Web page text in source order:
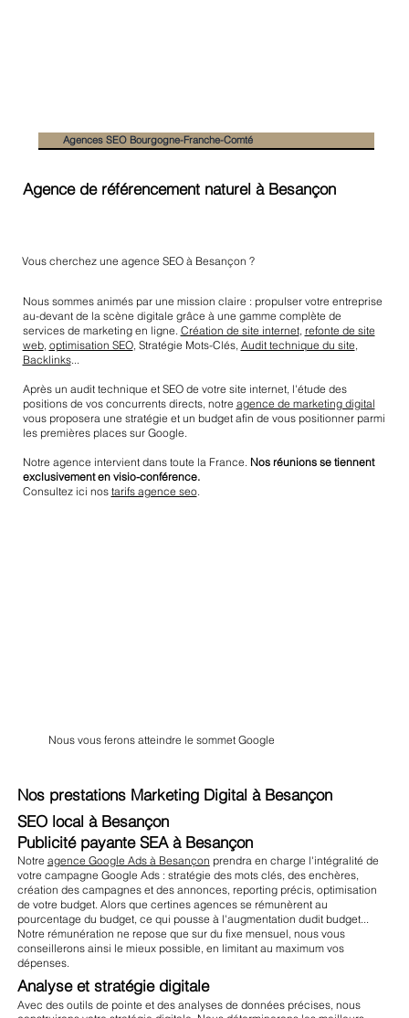
Agence de référencement naturel à Besançon
Vous cherchez une agence SEO à Besançon ?
Nous sommes animés par une mission claire : propulser votre entreprise
au-devant de la scène digitale grâce à une gamme complète de
services de marketing en ligne. Création de site internet, refonte de site
web, optimisation SEO, Stratégie Mots-Clés, Audit technique du site,
Backlinks...
Après un audit technique et SEO de votre site internet, l'étude des
positions de vos concurrents directs, notre agence de marketing digital
vous proposera une stratégie et un budget afin de vous positionner parmi
les premières places sur Google.
Notre agence intervient dans toute la France. Nos réunions se tiennent
exclusivement en visio-conférence.
Consultez ici nos tarifs agence seo.
Nos prestations Marketing Digital à Besançon
SEO local à Besançon
Publicité payante SEA à Besançon
Notre agence Google Ads à Besançon prendra en charge l'intégralité de
votre campagne Google Ads : stratégie des mots clés, des enchères,
création des campagnes et des annonces, reporting précis, optimisation
de votre budget. Alors que certines agences se rémunèrent au
pourcentage du budget, ce qui pousse à l'augmentation dudit budget...
Notre rémunération ne repose que sur du fixe mensuel, nous vous
conseillerons ainsi le mieux possible, en limitant au maximum vos
dépenses.
Analyse et stratégie digitale
Avec des outils de pointe et des analyses de données précises, nous
Nous vous ferons atteindre le sommet Google
Agences SEO Bourgogne-Franche-Comté